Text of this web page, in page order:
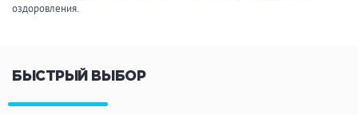
оздоровления.
БЫСТРЫЙ ВЫБОР